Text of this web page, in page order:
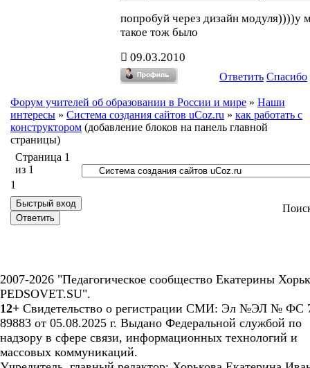
попробуй через дизайн модуля))))у
такое тож было
09.03.2010
Ответить Спасибо
Форум учителей об образовании в России и мире » Наши
интересы » Система создания сайтов uCoz.ru » как работать с
конструктором (добавление блоков на панель главной
страницы)
Страница 1
из 1
1
2007-2026 "Педагогическое сообщество Екатерины
PEDSOVET.SU".
12+ Свидетельство о регистрации СМИ: Эл №ЭЛ № ФС
89883 от 05.08.2025 г. Выдано Федеральной службой по
надзору в сфере связи, информационных технологий и
массовых коммуникаций.